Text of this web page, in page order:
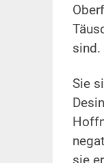
sind.
Sie